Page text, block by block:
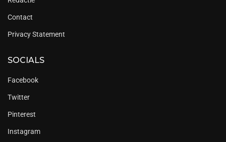
Contact
Privacy Statement
SOCIALS
Facebook
Twitter
Pinterest
Instagram